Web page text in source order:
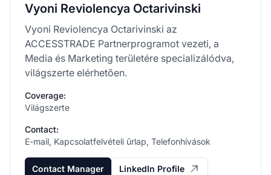
Vyoni Reviolencya Octarivinski
Vyoni Reviolencya Octarivinski az
ACCESSTRADE Partnerprogramot vezeti, a
Media és Marketing területére specializálódva,
világszerte elérhetően.
Coverage:
Világszerte
Contact:
E-mail, Kapcsolatfelvételi űrlap, Telefonhívások
Contact Manager LinkedIn Profile